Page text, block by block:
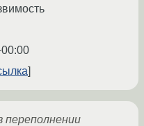
переполнении